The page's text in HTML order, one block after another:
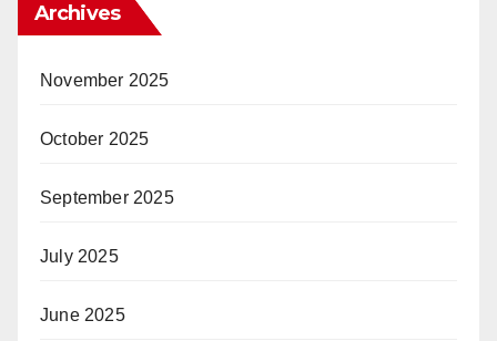
Archives
November 2025
October 2025
September 2025
July 2025
June 2025